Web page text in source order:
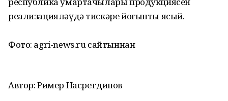
реализацияләүдә тискәре йогынты ясый.
Фото: agri-news.ru сайтыннан
Автор: Ример Насретдинов